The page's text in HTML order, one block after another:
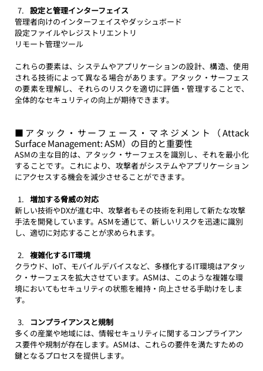
設定と管理インターフェイス
管理者向けのインターフェイスやダッシュボード
設定ファイルやレジストリエントリ
リモート管理ツール
これらの要素は、システムやアプリケーションの設計、構造、使用
される技術によって異なる場合があります。アタック・サーフェス
の要素を理解し、それらのリスクを適切に評価・管理することで、
全体的なセキュリティの向上が期待できます。
■アタック・サーフェース・マネジメント（Attack
Surface Management: ASM）の目的と重要性
ASMの主な目的は、アタック・サーフェスを識別し、それを最小化
することです。これにより、攻撃者がシステムやアプリケーション
にアクセスする機会を減少させることができます。
増加する脅威の対応
新しい技術やDXが進む中、攻撃者もその技術を利用して新たな攻撃
手法を開発しています。ASMを通じて、新しいリスクを迅速に識別
し、適切に対応することが求められます。
複雑化するIT環境
クラウド、IoT、モバイルデバイスなど、多様化するIT環境はアタッ
ク・サーフェスを拡大させています。ASMは、このような複雑な環
境においてもセキュリティの状態を維持・向上させる手助けをしま
す。
コンプライアンスと規制
多くの産業や地域には、情報セキュリティに関するコンプライアン
ス要件や規制が存在します。ASMは、これらの要件を満たすための
鍵となるプロセスを提供します。